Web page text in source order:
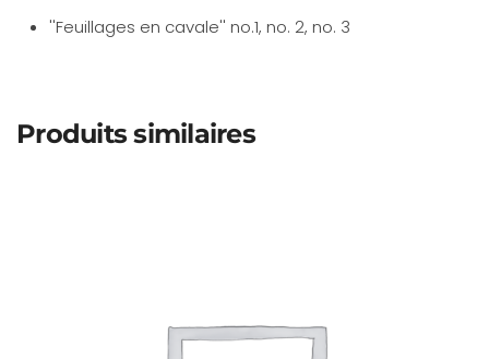
''Feuillages en cavale'' no.1, no. 2, no. 3
Produits similaires